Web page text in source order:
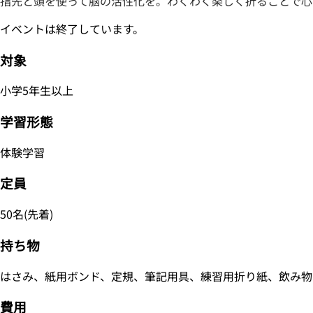
イベントは終了しています。
対象
小学5年生以上
学習形態
体験学習
定員
50名(先着)
持ち物
はさみ、紙用ボンド、定規、筆記用具、練習用折り紙、飲み物
費用